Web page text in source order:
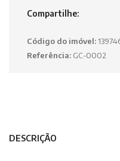
Compartilhe:
Código do imóvel:
Referência: GC-0002
DESCRIÇÃO